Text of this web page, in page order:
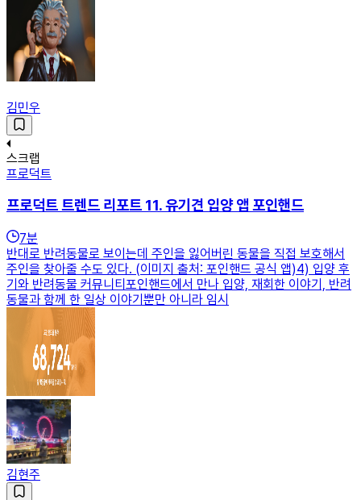
김민우
스크랩
프로덕트
프로덕트 트렌드 리포트 11. 유기견 입양 앱 포인핸드
7분
반대로 반려동물로 보이는데 주인을 잃어버린 동물을 직접 보호해서
주인을 찾아줄 수도 있다. (이미지 출처: 포인핸드 공식 앱)4) 입양 후
기와 반려동물 커뮤니티포인핸드에서 만나 입양, 재회한 이야기, 반려
동물과 함께 한 일상 이야기뿐만 아니라 임시
김현주